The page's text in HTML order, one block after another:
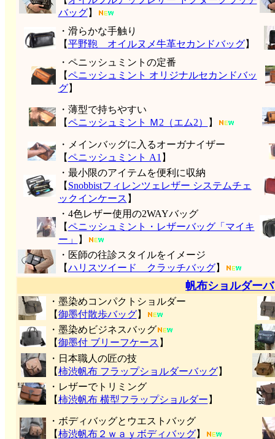
バッグ】
・滑らかな手触り
【平野鞄 オイルヌメ牛革セカンドバッグ】
・ペニッシュミントの定番
【ペニッシュミント オリジナルセカンドバッ
グ】
・薄型で持ちやすい
【ペニッシュミント Ｍ2（エム2） 】
・メインバッグに入るオーガナイザー
【ペニッシュミント A1 】
・最小限のアイテムを便利に収納
【 Snobbistフィレンツェレザー システムチェ
ックインケース 】
・4色レザー使用の2WAYバッグ
【ペニッシュミント・レザーバッグ「マイキ
ー」
】
・医師の往診スタイルをイメージ
【ハリスツイード クラッチバッグ】
帆布ショルダー
・墨染めコンパクトショルダー
【御墨付散歩バッグ】
・墨染めビジネスバッグ
【御墨付 ブリーフケース 】
・日本職人の匠の技
【柿渋帆布 フラップショルダーバッグ】
・レザーでトリミング
【柿渋帆布 横型フラップショルダー 】
・ボディバッグとウエストバッグ
【柿渋帆布２ｗａｙボディバッグ】